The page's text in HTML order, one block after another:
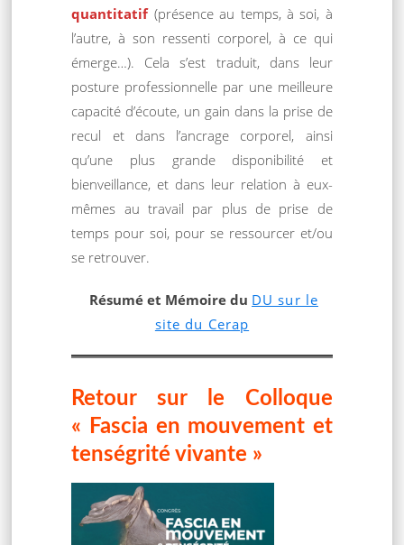
quantitatif (présence au temps, à soi, à
l’autre, à son ressenti corporel, à ce qui
émerge…). Cela s’est traduit, dans leur
posture professionnelle par une meilleure
capacité d’écoute, un gain dans la prise de
recul et dans l’ancrage corporel, ainsi
qu’une plus grande disponibilité et
bienveillance, et dans leur relation à eux-
mêmes au travail par plus de prise de
temps pour soi, pour se ressourcer et/ou
se retrouver.
Résumé et Mémoire du DU sur le
site du Cerap
Retour sur le Colloque
« Fascia en mouvement et
tenségrité vivante »